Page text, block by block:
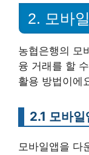
2. 모바
농협은행의 모
융 거래를 할
활용 방법이에
2.1 모바
모바일앱을 다